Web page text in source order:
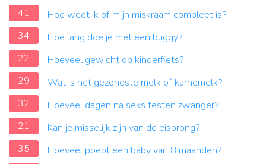
41
Hoe weet ik of mijn miskraam compleet is?
34
Hoe lang doe je met een buggy?
22
Hoeveel gewicht op kinderfiets?
29
Wat is het gezondste melk of karnemelk?
32
Hoeveel dagen na seks testen zwanger?
21
Kan je misselijk zijn van de eisprong?
35
Hoeveel poept een baby van 8 maanden?